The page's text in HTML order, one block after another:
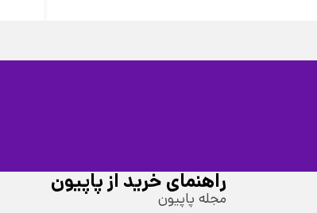
راهنمای خرید از پاپیون
مجله پاپیون